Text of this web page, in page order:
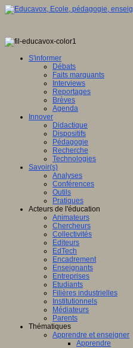
S'informer
Débats
Faits marquants
Interviews
Reportages
Brèves
Agenda
Innover
Didactique
Dispositifs
Pédagogie
Recherche
Technologies
Savoir(s)
Analyses
Conférences
Outils
Pratiques
Acteurs de l'éducation
Animateurs
Chercheurs
Collectivités
Editeurs
EdTech
Encadrement
Enseignants
Entreprises
Etudiants
Filières industrielles
Institutionnels
Médiateurs
Parents
Thématiques
Apprendre et enseigner
Apprendre